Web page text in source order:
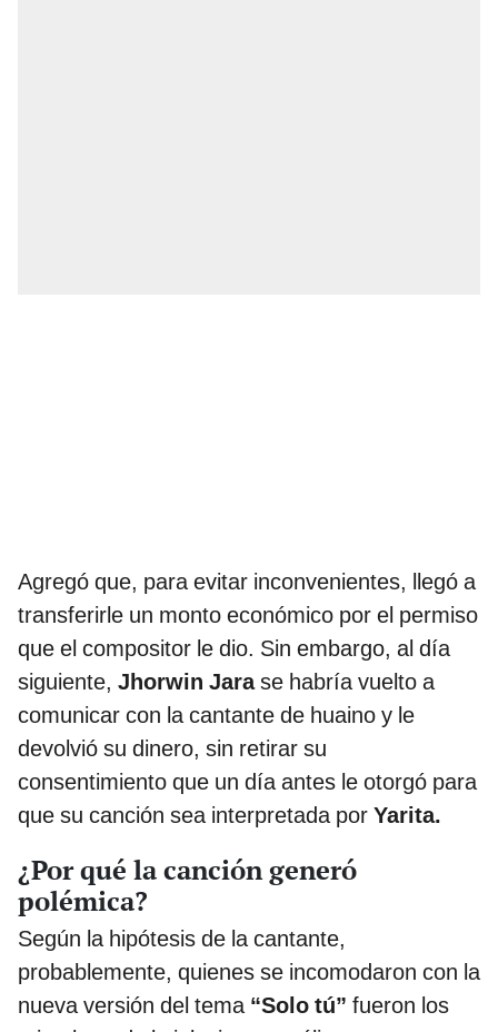
Agregó que, para evitar inconvenientes, llegó a
transferirle un monto económico por el permiso
que el compositor le dio. Sin embargo, al día
siguiente, Jhorwin Jarase habría vuelto a
comunicar con la cantante de huaino y le
devolvió su dinero, sin retirar su
consentimiento que un día antes le otorgó para
que su canción sea interpretada por Yarita.
¿Por qué la canción generó
polémica?
Según la hipótesis de la cantante,
probablemente, quienes se incomodaron con la
nueva versión del tema “Solo tú” fueron los